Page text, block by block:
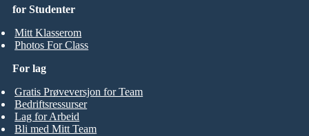
for Studenter
Mitt Klasserom
Photos For Class
For lag
Gratis Prøveversjon for Team
Bedriftsressurser
Lag for Arbeid
Bli med Mitt Team